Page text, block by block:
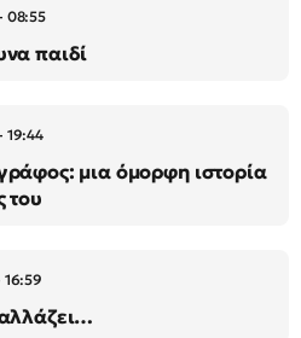
08:55
παιδί
19:44
μια όμορφη ιστορία
του
16:59